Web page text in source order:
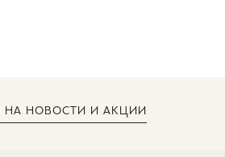
НА НОВОСТИ И АКЦИИ